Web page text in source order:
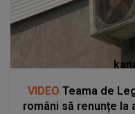
VIDEO Teama de
români să renunțe la